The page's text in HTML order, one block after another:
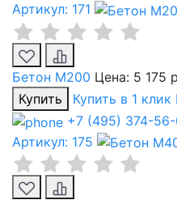
Артикул: 171
Бетон М200 Цена: 5 175
Купить
Купить в 1 клик
+7 (495) 374-
Артикул: 175